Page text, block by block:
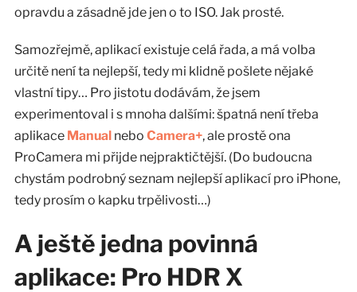
opravdu a zásadně jde jen o to ISO. Jak prosté.
Samozřejmě, aplikací existuje celá řada, a má volba
určitě není ta nejlepší, tedy mi klidně pošlete nějaké
vlastní tipy… Pro jistotu dodávám, že jsem
experimentoval i s mnoha dalšími: špatná není třeba
aplikace Manualnebo Camera+, ale prostě ona
ProCamera mi přijde nejpraktičtější. (Do budoucna
chystám podrobný seznam nejlepší aplikací pro iPhone,
tedy prosím o kapku trpělivosti…)
A ještě jedna povinná
aplikace: Pro HDR X